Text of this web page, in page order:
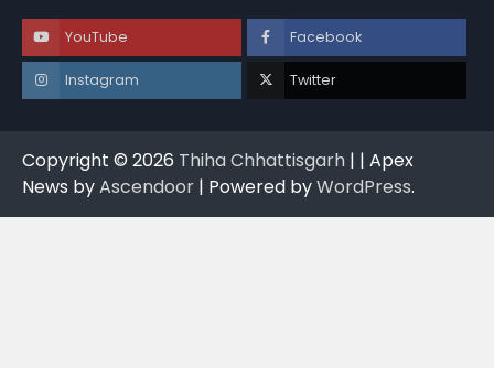
YouTube Facebook
Instagram Twitter
Copyright © 2026 Thiha Chhattisgarh | | Apex
News byAscendoor | Powered byWordPress.